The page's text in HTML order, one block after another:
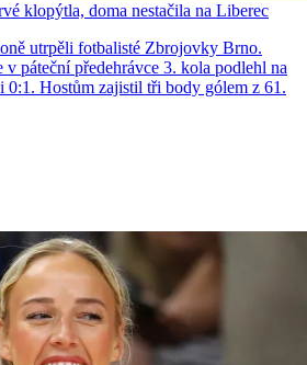
klopýtla, doma nestačila na Liberec
utrpěli fotbalisté Zbrojovky Brno.
v páteční předehrávce 3. kola podlehl na
0:1. Hostům zajistil tři body gólem z 61.